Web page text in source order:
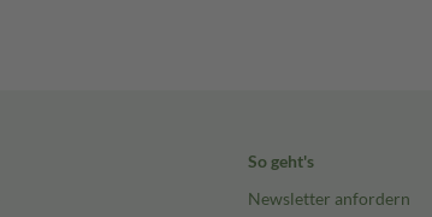
So geht's
Newsletter anfordern